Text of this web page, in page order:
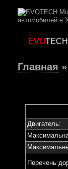
EVO
Главная »
Двигатель:
Перечень